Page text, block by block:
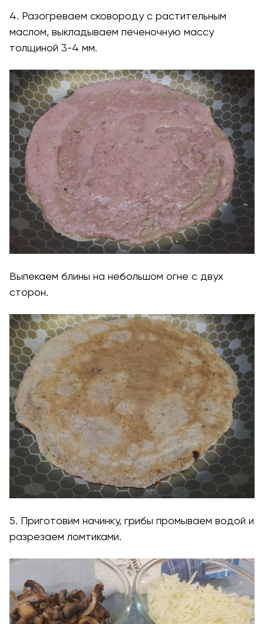
4. Разогреваем сковороду с растительным
маслом, выкладываем печеночную массу
толщиной 3-4 мм.
Выпекаем блины на небольшом огне с двух
сторон.
5. Приготовим начинку, грибы промываем водой и
разрезаем ломтиками.